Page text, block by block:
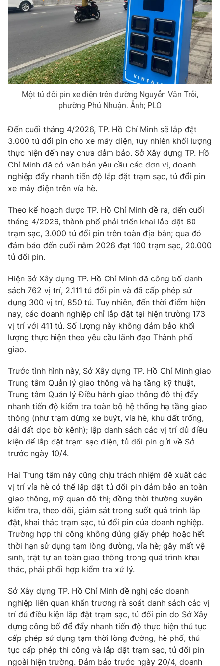
Phim VTV
Hậu trường
Khán giả
Giải sao mai
Giải trí
Âm nhạc
Sao
Du lịch
Làm đẹp
Chất lượng cuộc sống
Giáo dục
Tuyển sinh
Công nghệ
Sản phẩm
Thị trường
Tư vấn
Giao lưu trực tuyến
Lịch phát sóng
Chuyên mục khác
Emagazine Podcast
Photo Infographic
VTV Money VTV Thể thao
VTV Sức khoẻ Bất động sản
Thị trường 24h
VTV4 Vươn mình bằng AI
VTV9 VTV8
Liên hệ tòa soạn English
THỜI BÁO VTV
Theo dõi báo trên
Cơ quan chủ quản:Đài Truyền hình Việt Nam
Giấy phép hoạt động báo in và báo điện tử số 483/GP-BTTTT
cấp ngày 29/12/2023
Tổng Biên tập:Vũ Thanh Thủy
Phó Tổng Biên tập:
Nguyễn Thị Mỹ Hạnh, Phạm Quốc Thắng,
Nguyễn Trọng Ninh
Tổng đài VTV: 024.38 355 931 - 024.38 355 932
Một tủ đổi pin xe điện trên đường Nguyễn Văn Trỗi,
phường Phú Nhuận. Ảnh; PLO
Đến cuối tháng 4/2026, TP. Hồ Chí Minh sẽ lắp đặt
3.000 tủ đổi pin cho xe máy điện, tuy nhiên khối lượng
thực hiện đến nay chưa đảm bảo. Sở Xây dựng TP. Hồ
Chí Minh đã có văn bản yêu cầu các đơn vị, doanh
nghiệp đẩy nhanh tiến độ lắp đặt trạm sạc, tủ đổi pin
xe máy điện trên vỉa hè.
Theo kế hoạch được TP. Hồ Chí Minh đề ra, đến cuối
tháng 4/2026, thành phố phải triển khai lắp đặt 60
trạm sạc, 3.000 tủ đổi pin trên toàn địa bàn; qua đó
đảm bảo đến cuối năm 2026 đạt 100 trạm sạc, 20.000
tủ đổi pin.
Hiện Sở Xây dựng TP. Hồ Chí Minh đã công bố danh
sách 762 vị trí, 2.111 tủ đổi pin và đã cấp phép sử
dụng 300 vị trí, 850 tủ. Tuy nhiên, đến thời điểm hiện
nay, các doanh nghiệp chỉ lắp đặt tại hiện trường 173
vị trí với 411 tủ. Số lượng này không đảm bảo khối
lượng thực hiện theo yêu cầu lãnh đạo Thành phố
giao.
Trước tình hình này, Sở Xây dựng TP. Hồ Chí Minh giao
Trung tâm Quản lý giao thông và hạ tầng kỹ thuật,
Trung tâm Quản lý Điều hành giao thông đô thị đẩy
nhanh tiến độ kiểm tra toàn bộ hệ thống hạ tầng giao
thông (như trạm dừng xe buýt, vỉa hè, khu đất trống,
dải đất dọc bờ kênh); lập danh sách các vị trí đủ điều
kiện để lắp đặt trạm sạc điện, tủ đổi pin gửi về Sở
trước ngày 10/4.
Hai Trung tâm này cũng chịu trách nhiệm đề xuất các
vị trí vỉa hè có thể lắp đặt tủ đổi pin đảm bảo an toàn
giao thông, mỹ quan đô thị; đồng thời thường xuyên
kiểm tra, theo dõi, giám sát trong suốt quá trình lắp
đặt, khai thác trạm sạc, tủ đổi pin của doanh nghiệp.
Trường hợp thi công không đúng giấy phép hoặc hết
thời hạn sử dụng tạm lòng đường, vỉa hè; gây mất vệ
sinh, trật tự an toàn giao thông trong quá trình khai
thác, phải phối hợp kiểm tra xử lý.
Sở Xây dựng TP. Hồ Chí Minh đề nghị các doanh
nghiệp liên quan khẩn trương rà soát danh sách các vị
trí đủ điều kiện lắp đặt trạm sạc, tủ đổi pin do Sở Xây
dựng công bố để đẩy nhanh tiến độ thực hiện thủ tục
cấp phép sử dụng tạm thời lòng đường, hè phố, thủ
tục cấp phép thi công và lắp đặt trạm sạc, tủ đổi pin
ngoài hiện trường. Đảm bảo trước ngày 20/4, doanh